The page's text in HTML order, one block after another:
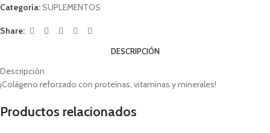
Categoría:SUPLEMENTOS
Share:
DESCRIPCIÓN
Descripción
¡Colágeno reforzado con proteínas, vitaminas y minerales!
Productos relacionados